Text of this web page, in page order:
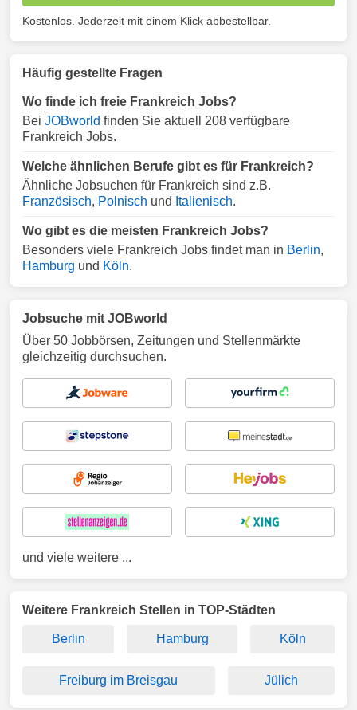
Kostenlos. Jederzeit mit einem Klick abbestellbar.
Häufig gestellte Fragen
Wo finde ich freie Frankreich Jobs?
Bei JOBworld finden Sie aktuell 208 verfügbare
Frankreich Jobs.
Welche ähnlichen Berufe gibt es für Frankreich?
Ähnliche Jobsuchen für Frankreich sind z.B.
Französisch, Polnisch und Italienisch.
Wo gibt es die meisten Frankreich Jobs?
Besonders viele Frankreich Jobs findet man in Berlin,
Hamburg und Köln.
Jobsuche mit JOBworld
Über 50 Jobbörsen, Zeitungen und Stellenmärkte
gleichzeitig durchsuchen.
und viele weitere ...
Weitere Frankreich Stellen in TOP-Städten
Berlin Hamburg Köln
Freiburg im Breisgau Jülich